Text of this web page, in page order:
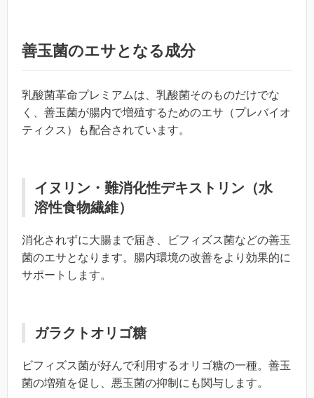
善玉菌のエサとなる成分
乳酸菌革命プレミアムは、乳酸菌そのものだけでな
く、善玉菌が腸内で増殖するためのエサ（プレバイオ
ティクス）も配合されています。
イヌリン・難消化性デキストリン（水
溶性食物繊維）
消化されずに大腸まで届き、ビフィズス菌などの善玉
菌のエサとなります。腸内環境の改善をより効果的に
サポートします。
ガラクトオリゴ糖
ビフィズス菌が好んで利用するオリゴ糖の一種。善玉
菌の増殖を促し、悪玉菌の抑制にも関与します。